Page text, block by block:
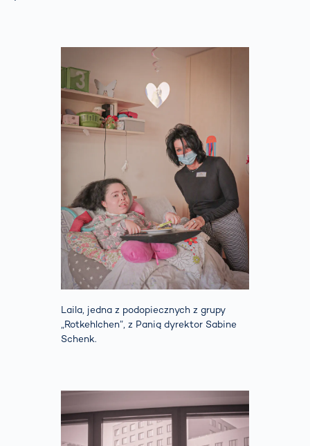
Laila, jedna z podopiecznych z grupy
„Rotkehlchen”, z Panią dyrektor Sabine
Schenk.